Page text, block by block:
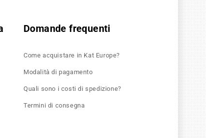
Domande frequenti
Come acquistare in Kat Europe?
Modalità di pagamento
Quali sono i costi di spedizione?
Termini di consegna